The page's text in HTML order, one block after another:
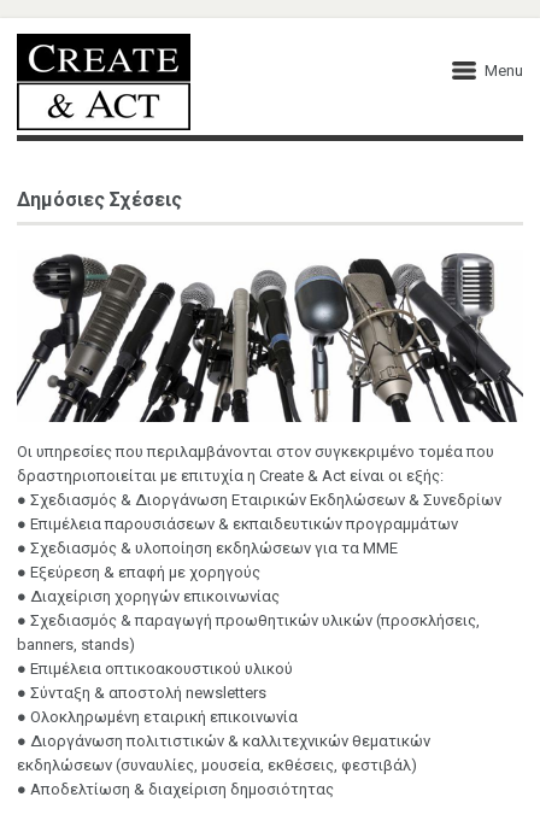
Menu
Δημόσιες Σχέσεις
Οι υπηρεσίες που περιλαμβάνονται στον συγκεκριμένο τομέα που
δραστηριοποιείται με επιτυχία η Create & Act είναι οι εξής:
● Σχεδιασμός & Διοργάνωση Εταιρικών Εκδηλώσεων & Συνεδρίων
● Επιμέλεια παρουσιάσεων & εκπαιδευτικών προγραμμάτων
● Σχεδιασμός & υλοποίηση εκδηλώσεων για τα ΜΜΕ
● Εξεύρεση & επαφή με χορηγούς
● Διαχείριση χορηγών επικοινωνίας
● Σχεδιασμός & παραγωγή προωθητικών υλικών (προσκλήσεις,
banners, stands)
● Επιμέλεια οπτικοακουστικού υλικού
● Σύνταξη & αποστολή newsletters
● Ολοκληρωμένη εταιρική επικοινωνία
● Διοργάνωση πολιτιστικών & καλλιτεχνικών θεματικών
εκδηλώσεων (συναυλίες, μουσεία, εκθέσεις, φεστιβάλ)
● Αποδελτίωση & διαχείριση δημοσιότητας